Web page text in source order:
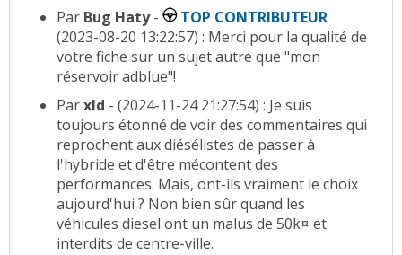
Par Bug Haty-
TOP CONTRIBUTEUR
(2023-08-20 13:22:57) : Merci pour la qualité de
votre fiche sur un sujet autre que "mon
réservoir adblue"!
Parxld - (2024-11-24 21:27:54) : Je suis
toujours étonné de voir des commentaires qui
reprochent aux diésélistes de passer à
l'hybride et d'être mécontent des
performances. Mais, ont-ils vraiment le choix
aujourd'hui ? Non bien sûr quand les
véhicules diesel ont un malus de 50k¤ et
interdits de centre-ville.